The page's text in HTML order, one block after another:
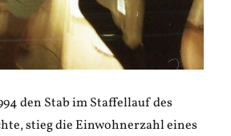
den Stab im Staffellauf des
stieg die Einwohnerzahl eines